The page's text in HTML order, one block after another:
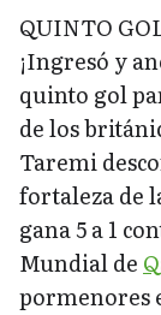
QUINTO
¡Ingresó y
quinto gol
de los
Taremi
fortaleza de
gana 5 a 1
Mundial de
pormenores